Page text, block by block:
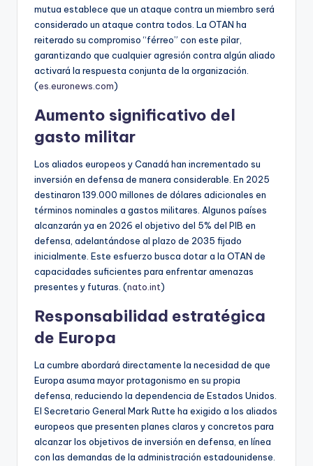
mutua establece que un ataque contra un miembro será
considerado un ataque contra todos. La OTAN ha
reiterado su compromiso “férreo” con este pilar,
garantizando que cualquier agresión contra algún aliado
activará la respuesta conjunta de la organización.
(es.euronews.com)
Aumento significativo del
gasto militar
Los aliados europeos y Canadá han incrementado su
inversión en defensa de manera considerable. En 2025
destinaron 139.000 millones de dólares adicionales en
términos nominales a gastos militares. Algunos países
alcanzarán ya en 2026 el objetivo del 5% del PIB en
defensa, adelantándose al plazo de 2035 fijado
inicialmente. Este esfuerzo busca dotar a la OTAN de
capacidades suficientes para enfrentar amenazas
presentes y futuras. (nato.int)
Responsabilidad estratégica
de Europa
La cumbre abordará directamente la necesidad de que
Europa asuma mayor protagonismo en su propia
defensa, reduciendo la dependencia de Estados Unidos.
El Secretario General Mark Rutte ha exigido a los aliados
europeos que presenten planes claros y concretos para
alcanzar los objetivos de inversión en defensa, en línea
con las demandas de la administración estadounidense.